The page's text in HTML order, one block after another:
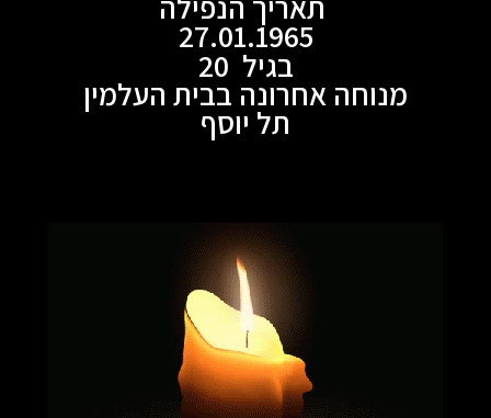
27.01.1965
בגיל 20
מנוחה אחרונה בבית העלמין
תל יוסף